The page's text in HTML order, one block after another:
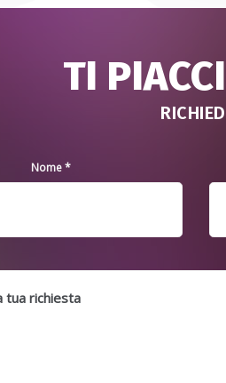
TI
Nome *